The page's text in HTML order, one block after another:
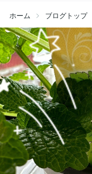
ホーム ブログトップ